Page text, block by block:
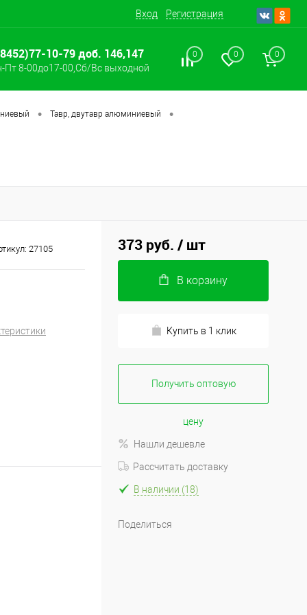
Вход Регистрация
10-79 доб. 146,147
Пт 8-00до17-00,Сб/Вс выходной
0 0 0
• Тавр, двутавр алюминиевый •
27105 373 руб. / шт
В корзину
Купить в 1 клик
Получить оптовую
цену
Нашли дешевле
Рассчитать доставку
В наличии (18)
Поделиться